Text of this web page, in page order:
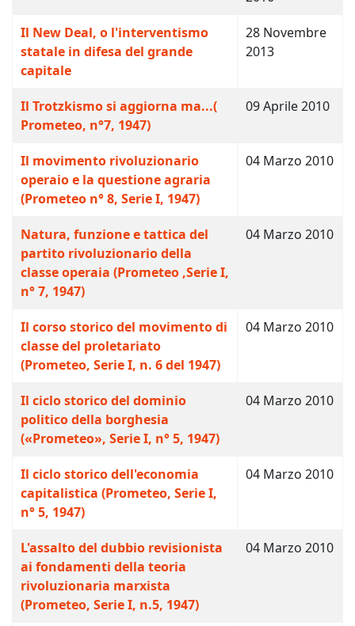
Il New Deal, o l'interventismo
statale in difesa del grande
capitale
28 Novembre
2013
Il Trotzkismo si aggiorna ma...(
Prometeo, n°7, 1947)
09 Aprile 2010
Il movimento rivoluzionario
operaio e la questione agraria
(Prometeo n° 8, Serie I, 1947)
04 Marzo 2010
Natura, funzione e tattica del
partito rivoluzionario della
classe operaia (Prometeo ,Serie I,
n° 7, 1947)
04 Marzo 2010
Il corso storico del movimento di
classe del proletariato
(Prometeo, Serie I, n. 6 del 1947)
04 Marzo 2010
Il ciclo storico del dominio
politico della borghesia
(«Prometeo», Serie I, n° 5, 1947)
04 Marzo 2010
Il ciclo storico dell'economia
capitalistica (Prometeo, Serie I,
n° 5, 1947)
04 Marzo 2010
L'assalto del dubbio revisionista
ai fondamenti della teoria
rivoluzionaria marxista
(Prometeo, Serie I, n.5, 1947)
04 Marzo 2010